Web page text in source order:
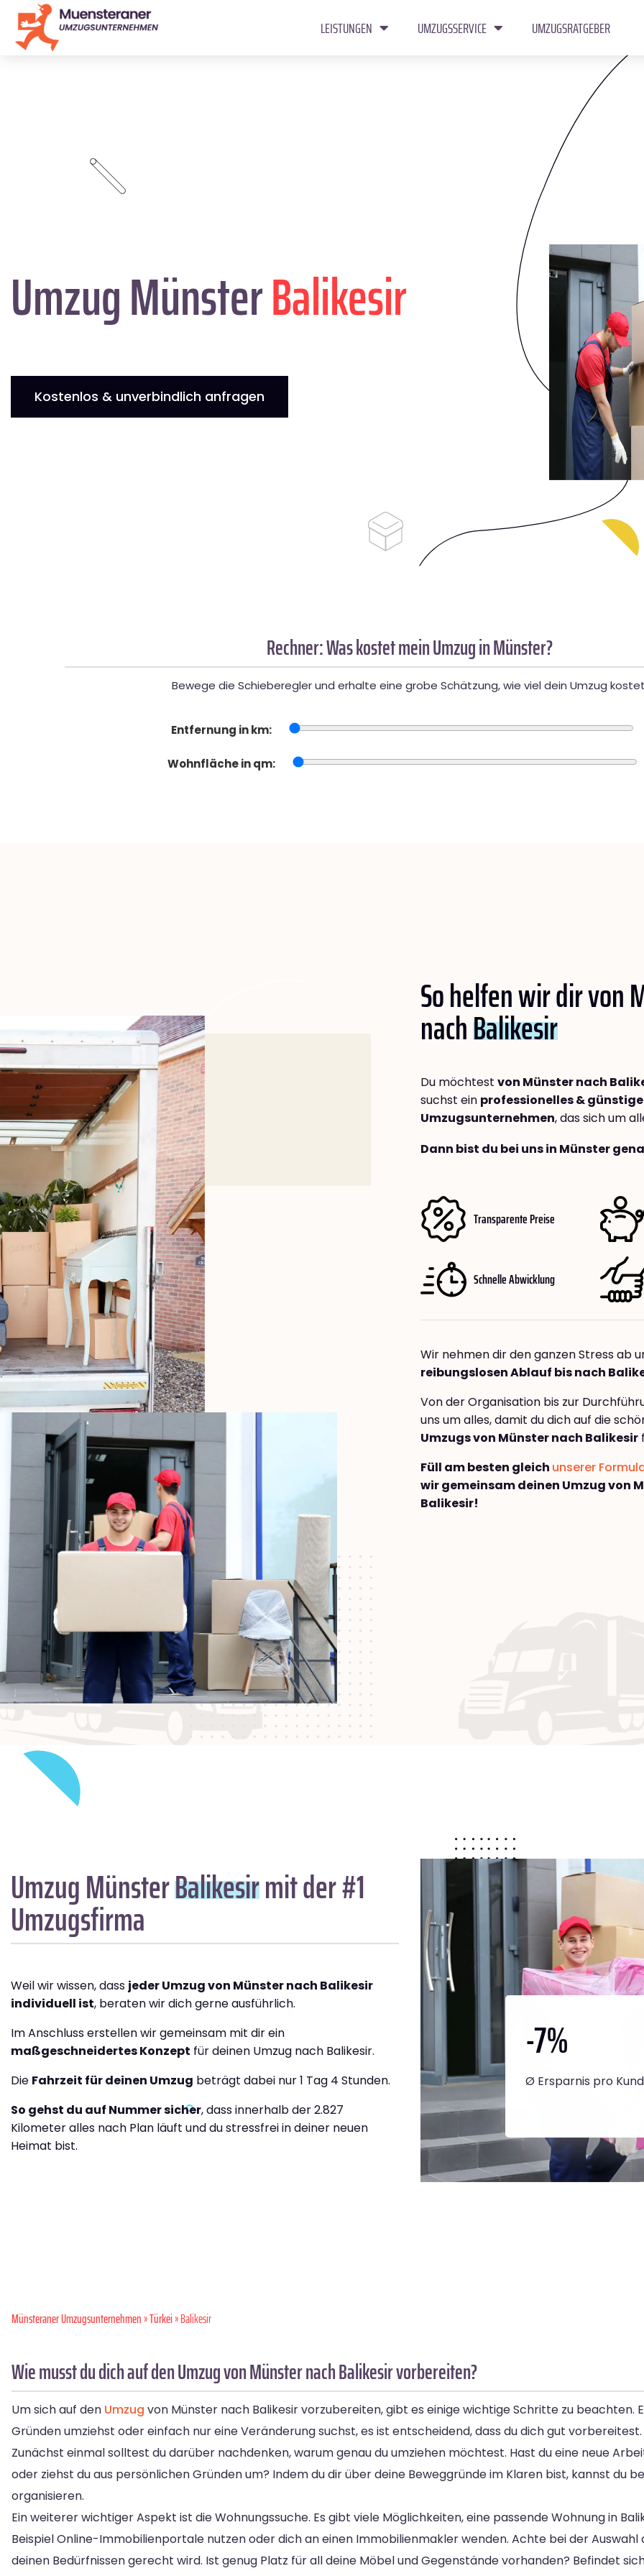
LEISTUNGEN UMZUGSSERVICE UMZUGSRATGEBER
Umzug MünsterBalikesir
Kostenlos & unverbindlich anfragen
Rechner: Was kostet mein Umzug in Münster?
Bewege die Schieberegler und erhalte eine grobe Schätzung, wie viel dein Umzug
Entfernung in km:
Wohnfläche in qm:
So helfen wir dir von
nachBalikesir
Du möchtest von Münster nach
suchst ein professionelles &
Umzugsunternehmen, das sich um
Dann bist du bei uns in Münster
Transparente Preise
Schnelle Abwicklung
Wir nehmen dir den ganzen Stress ab
reibungslosen Ablauf bis nach
Von der Organisation bis zur
uns um alles, damit du dich auf die
Umzugs von Münster nach Balikesir
Füll am besten gleich unserer
wir gemeinsam deinen Umzug von
Balikesir!
Umzug MünsterBalikesirmit der #1
Umzugsfirma
Weil wir wissen, dass jeder Umzug von Münster nach Balikesir
individuell ist, beraten wir dich gerne ausführlich.
Im Anschluss erstellen wir gemeinsam mit dir ein
maßgeschneidertes Konzept für deinen Umzug nach Balikesir.
Die Fahrzeit für deinen Umzug beträgt dabei nur 1 Tag 4 Stunden.
So gehst du auf Nummer sicher, dass innerhalb der 2.827
Kilometer alles nach Plan läuft und du stressfrei in deiner neuen
Heimat bist.
-7%
Ø Ersparnis pro
Münsteraner Umzugsunternehmen»Türkei» Balikesir
Wie musst du dich auf den Umzug von Münster nach Balikesir vorbereiten?
Um sich auf den Umzug von Münster nach Balikesir vorzubereiten, gibt es einige wichtige Schritte zu beachten.
Gründen umziehst oder einfach nur eine Veränderung suchst, es ist entscheidend, dass du dich gut vorbereitest.
Zunächst einmal solltest du darüber nachdenken, warum genau du umziehen möchtest. Hast du eine neue
oder ziehst du aus persönlichen Gründen um? Indem du dir über deine Beweggründe im Klaren bist, kannst du
organisieren.
Ein weiterer wichtiger Aspekt ist die Wohnungssuche. Es gibt viele Möglichkeiten, eine passende Wohnung in
Beispiel Online-Immobilienportale nutzen oder dich an einen Immobilienmakler wenden. Achte bei der Auswahl
deinen Bedürfnissen gerecht wird. Ist genug Platz für all deine Möbel und Gegenstände vorhanden? Befindet